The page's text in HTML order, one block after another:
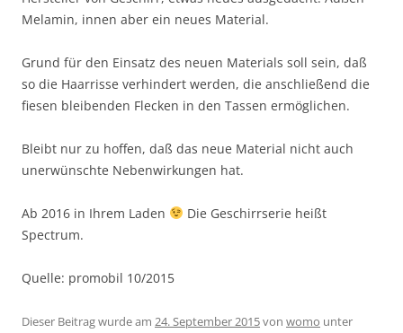
Melamin, innen aber ein neues Material.
Grund für den Einsatz des neuen Materials soll sein, daß
so die Haarrisse verhindert werden, die anschließend die
fiesen bleibenden Flecken in den Tassen ermöglichen.
Bleibt nur zu hoffen, daß das neue Material nicht auch
unerwünschte Nebenwirkungen hat.
Ab 2016 in Ihrem Laden
Die Geschirrserie heißt
Spectrum.
Quelle: promobil 10/2015
Dieser Beitrag wurde am 24. September 2015von womo unter